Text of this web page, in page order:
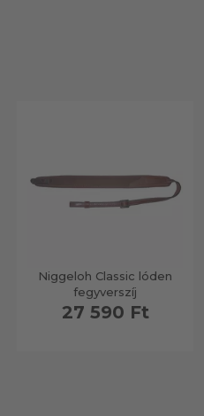
Niggeloh Classic lóden
fegyverszíj
27 590 Ft